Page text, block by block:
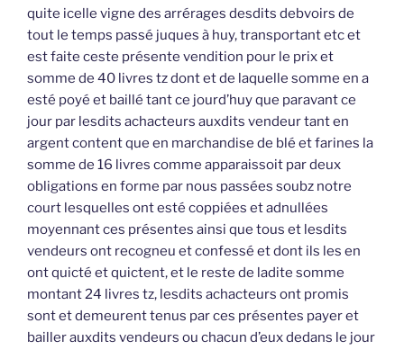
quite icelle vigne des arrérages desdits debvoirs de
tout le temps passé juques à huy, transportant etc et
est faite ceste présente vendition pour le prix et
somme de 40 livres tz dont et de laquelle somme en a
esté poyé et baillé tant ce jourd’huy que paravant ce
jour par lesdits achacteurs auxdits vendeur tant en
argent content que en marchandise de blé et farines la
somme de 16 livres comme apparaissoit par deux
obligations en forme par nous passées soubz notre
court lesquelles ont esté coppiées et adnullées
moyennant ces présentes ainsi que tous et lesdits
vendeurs ont recogneu et confessé et dont ils les en
ont quicté et quictent, et le reste de ladite somme
montant 24 livres tz, lesdits achacteurs ont promis
sont et demeurent tenus par ces présentes payer et
bailler auxdits vendeurs ou chacun d’eux dedans le jour